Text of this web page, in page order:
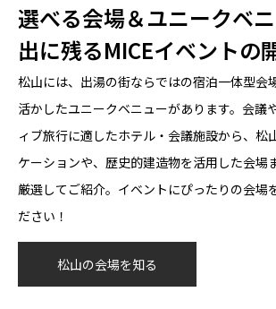
選べる会場＆ユニークベ
出に残るMICEイベントの
松山には、出湯の街ならではの宿泊一体型会
活かしたユニークベニューがあります。会議
ィブ旅行に適したホテル・会議施設から、松
ケーションや、歴史的建造物を活用した会場
厳選してご紹介。イベントにぴったりの会場
ださい！
松山の会場を知る